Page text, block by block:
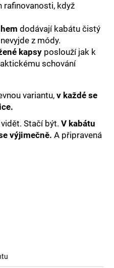
rafinovanosti, když
dodávají kabátu čistý
z módy.
kapsy poslouží jak k
schování
variantu,v každé se
Stačí být. V kabátu
výjimečně. A připravená